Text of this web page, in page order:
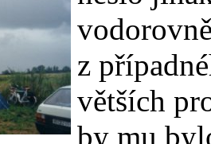
z
větších
by mu